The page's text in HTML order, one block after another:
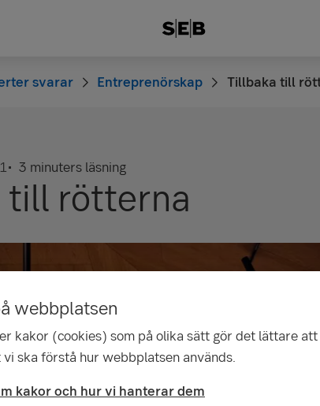
svarar Entreprenörskap Tillbaka till
3 minuters läsning
till rötterna
webbplatsen
kakor (cookies) som på olika sätt gör det lättare
ska förstå hur webbplatsen används.
kakor och hur vi hanterar dem